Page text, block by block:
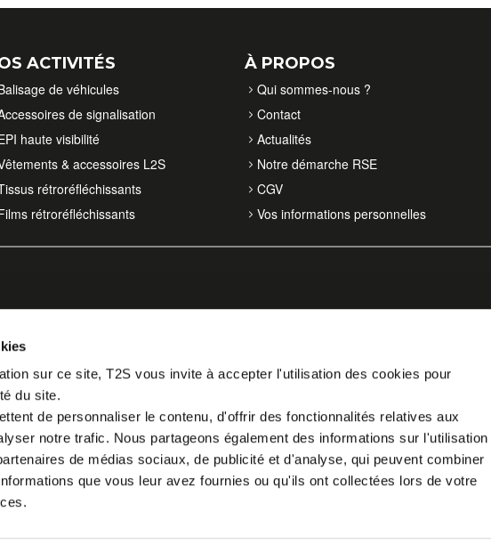
sur ce site, T2S vous invite à accepter l'utilisation des cookies pour
du site.
de personnaliser le contenu, d'offrir des fonctionnalités relatives aux
notre trafic. Nous partageons également des informations sur l'utilisation
de médias sociaux, de publicité et d'analyse, qui peuvent combiner
que vous leur avez fournies ou qu'ils ont collectées lors de votre
ACTIVITÉS
de véhicules
de signalisation
haute visibilité
& accessoires L2S
rétroréfléchissants
rétroréfléchissants
À PROPOS
Qui sommes-nous ?
Contact
Actualités
Notre démarche RSE
CGV
Vos informations personnelles